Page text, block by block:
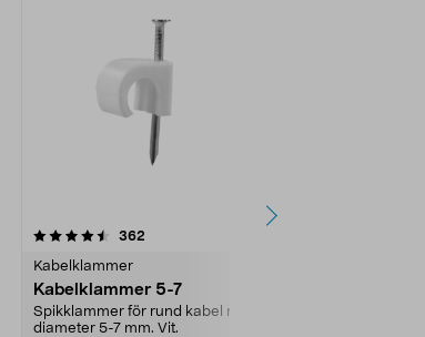
362
Kabelklammer
Kabelklammer 5-7
Spikklammer för rund kabel med
diameter 5-7 mm. Vit.
4.0 av 5 stjärnor